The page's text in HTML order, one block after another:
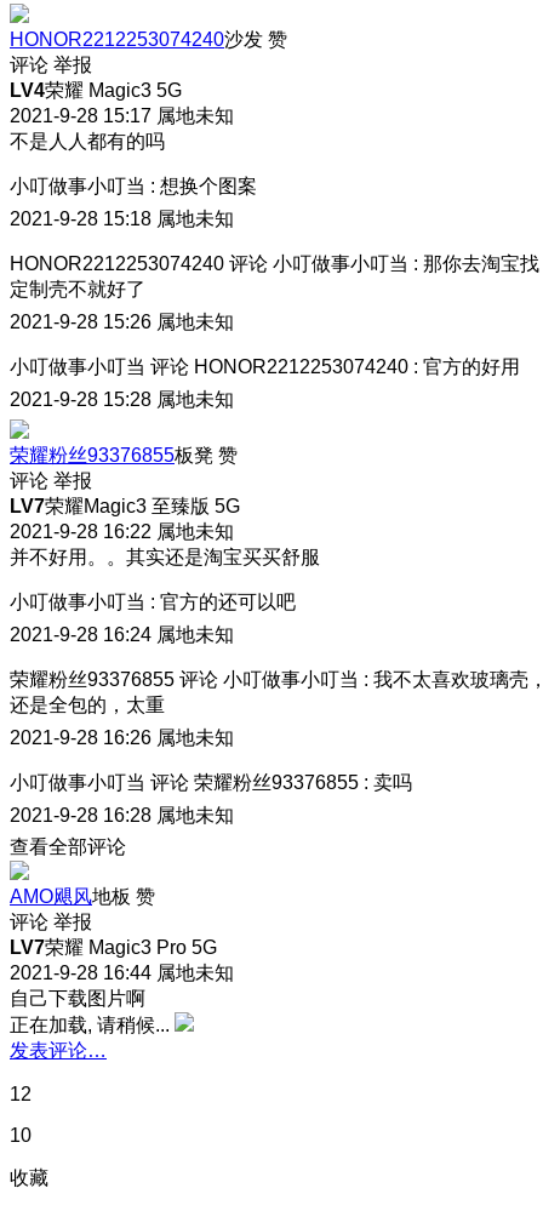
HONOR2212253074240沙发 赞
评论 举报
LV4荣耀 Magic3 5G
2021-9-28 15:17 属地未知
不是人人都有的吗
小叮做事小叮当 : 想换个图案
2021-9-28 15:18 属地未知
HONOR2212253074240 评论 小叮做事小叮当 : 那你去淘宝找
定制壳不就好了
2021-9-28 15:26 属地未知
小叮做事小叮当 评论 HONOR2212253074240 : 官方的好用
2021-9-28 15:28 属地未知
荣耀粉丝93376855板凳 赞
评论 举报
LV7荣耀Magic3 至臻版 5G
2021-9-28 16:22 属地未知
并不好用。。其实还是淘宝买买舒服
小叮做事小叮当 : 官方的还可以吧
2021-9-28 16:24 属地未知
荣耀粉丝93376855 评论 小叮做事小叮当 : 我不太喜欢玻璃壳
还是全包的，太重
2021-9-28 16:26 属地未知
小叮做事小叮当 评论 荣耀粉丝93376855 : 卖吗
2021-9-28 16:28 属地未知
查看全部评论
AMO飓风地板 赞
评论 举报
LV7荣耀 Magic3 Pro 5G
2021-9-28 16:44 属地未知
自己下载图片啊
正在加载, 请稍候...
发表评论…
12
10
收藏